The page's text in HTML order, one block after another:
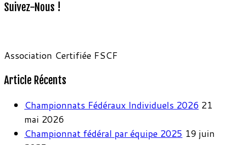
Suivez-Nous !
Association Certifiée FSCF
Article Récents
Championnats Fédéraux Individuels 2026 21
mai 2026
Championnat fédéral par équipe 2025 19 juin